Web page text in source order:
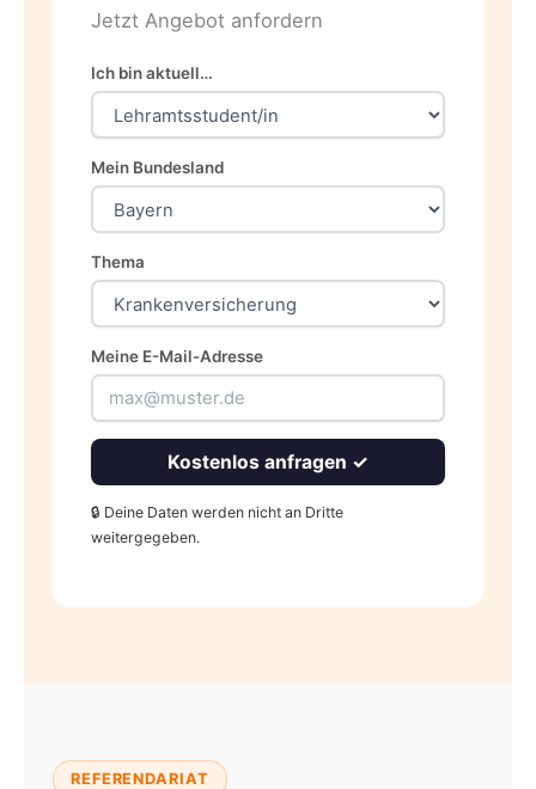
Jetzt Angebot anfordern
Ich bin aktuell…
Mein Bundesland
Thema
Meine E-Mail-Adresse
Kostenlos anfragen ✓
🔒 Deine Daten werden nicht an Dritte
weitergegeben.
REFERENDARIAT